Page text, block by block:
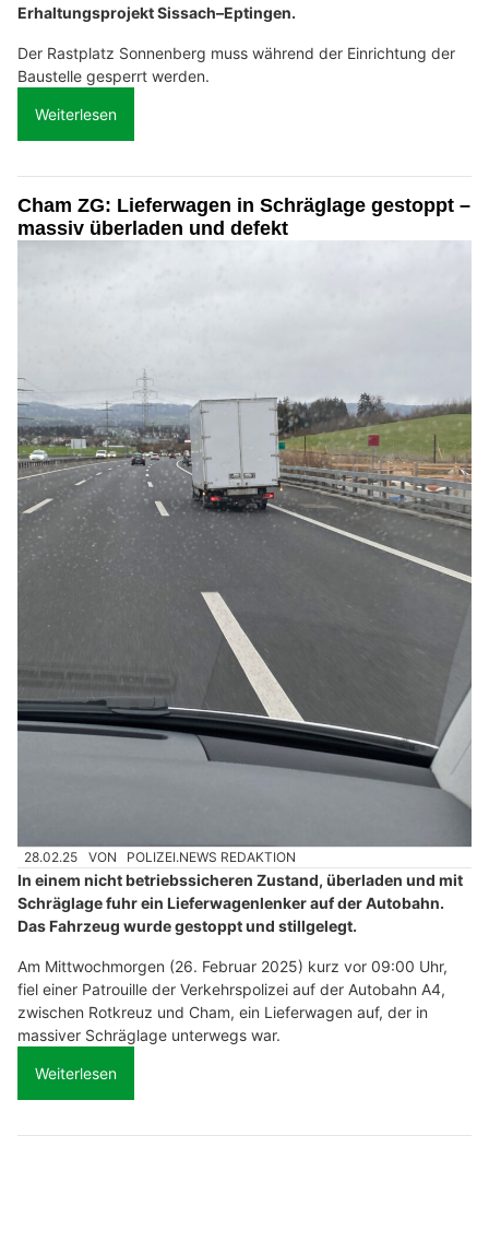
Erhaltungsprojekt Sissach–Eptingen.
Der Rastplatz Sonnenberg muss während der Einrichtung der
Baustelle gesperrt werden.
Weiterlesen
Cham ZG: Lieferwagen in Schräglage gestoppt –
massiv überladen und defekt
28.02.25 VON POLIZEI.NEWS REDAKTION
In einem nicht betriebssicheren Zustand, überladen und mit
Schräglage fuhr ein Lieferwagenlenker auf der Autobahn.
Das Fahrzeug wurde gestoppt und stillgelegt.
Am Mittwochmorgen (26. Februar 2025) kurz vor 09:00 Uhr,
fiel einer Patrouille der Verkehrspolizei auf der Autobahn A4,
zwischen Rotkreuz und Cham, ein Lieferwagen auf, der in
massiver Schräglage unterwegs war.
Weiterlesen